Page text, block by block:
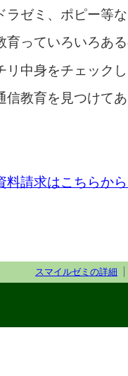
ラゼミ、ポピー等
育っていろいろあ
リ中身をチェック
信教育を見つけて
請求はこちらか
スマイルゼミの詳細